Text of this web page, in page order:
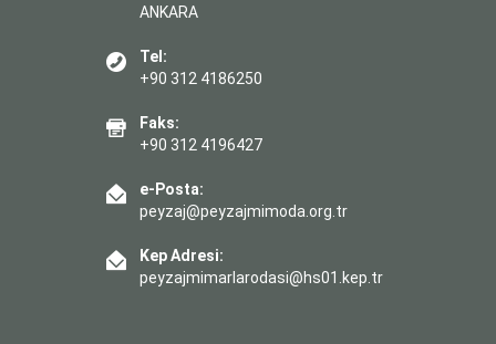
ANKARA
Tel:
+90 312 4186250
Faks:
+90 312 4196427
e-Posta:
peyzaj@peyzajmimoda.org.tr
Kep Adresi:
peyzajmimarlarodasi@hs01.kep.tr